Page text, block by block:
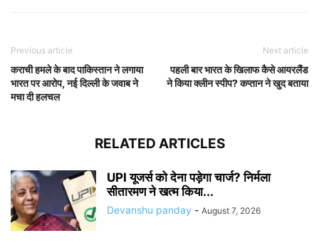
Previous article
कराची हमले के बाद पाकिस्तान ने लगाया
भारत पर आरोप, नई दिल्ली के जवाब ने
मचा दी हलचल
Next article
पहली बार भारत के खिलाफ कैसे आयरलैंड
ने किया क्लीन स्पीप? कप्तान ने खुद बताया
RELATED ARTICLES
UPI यूजर्स को देना पड़ेगा चार्ज? निर्मला
सीतारमण ने खत्म किया...
Devanshu panday - August 7, 2026